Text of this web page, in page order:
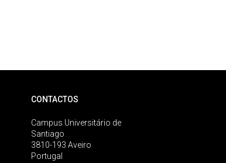
CONTACTOS
Campus Universitário de
Santiago
3810-193 Aveiro
Portugal